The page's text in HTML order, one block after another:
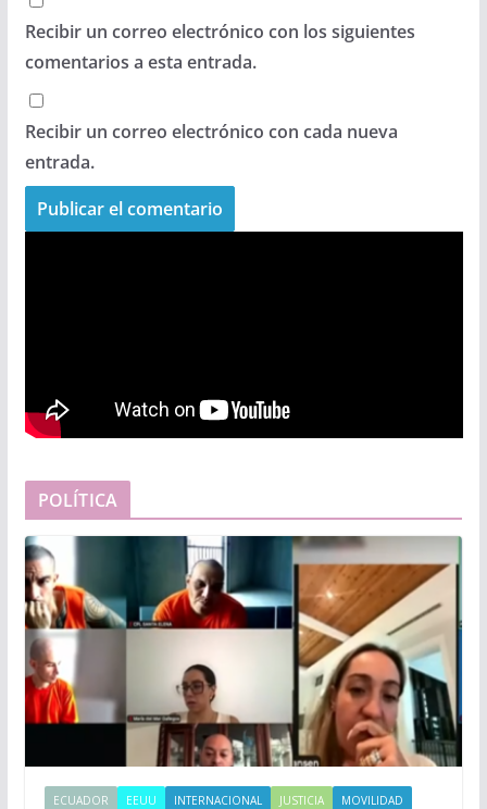
Recibir un correo electrónico con los siguientes
comentarios a esta entrada.
Recibir un correo electrónico con cada nueva
entrada.
POLÍTICA
ECUADOR EEUU INTERNACIONAL JUSTICIA
MOVILIDAD